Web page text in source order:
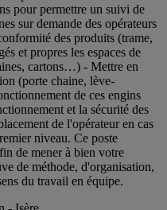
pour permettre un suivi de
sur demande des opérateurs
des produits (trame,
et propres les espaces de
cartons…) - Mettre en
(porte chaine, lève-
de ces engins
et la sécurité des
de l'opérateur en cas
niveau. Ce poste
de mener à bien votre
de méthode, d'organisation,
du travail en équipe.